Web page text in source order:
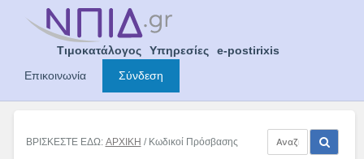
Τιμοκατάλογος Υπηρεσίες
e-postirixis
Επικοινωνία
Σύνδεση
ΒΡΙΣΚΕΣΤΕ ΕΔΩ: ΑΡΧΙΚΗ / Κωδικοί Πρόσβασης